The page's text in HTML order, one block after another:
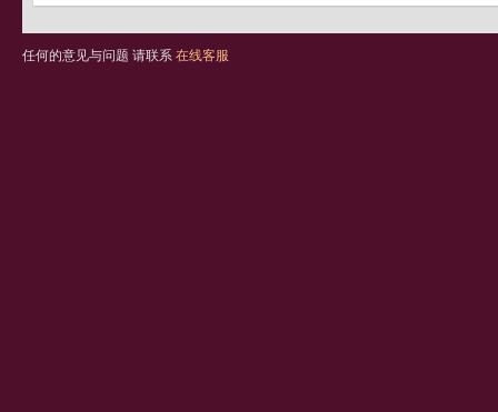
任何的意见与问题 请联系 在线客服